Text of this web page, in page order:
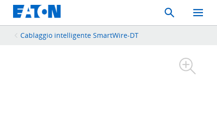
Search
Toggle
Mobile
Cablaggio intelligente SmartWire-DT